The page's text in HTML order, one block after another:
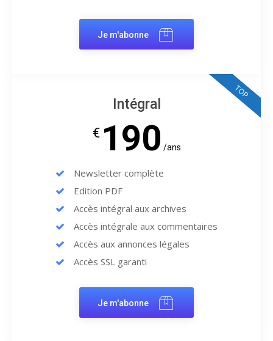
Je m'abonne
TOP
Intégral
€ 190 /ans
Newsletter complète
Edition PDF
Accès intégral aux archives
Accès intégrale aux commentaires
Accès aux annonces légales
Accès SSL garanti
Je m'abonne